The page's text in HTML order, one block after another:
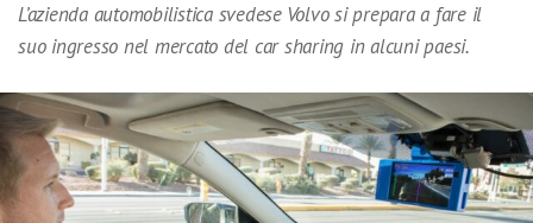
L’azienda automobilistica svedese Volvo si prepara a fare il
suo ingresso nel mercato del car sharing in alcuni paesi.